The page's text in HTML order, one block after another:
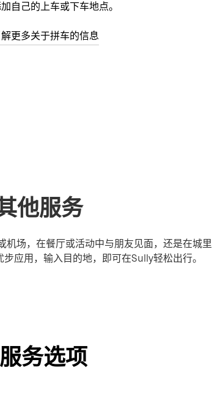
自己的上车或下车地点。
更多关于拼车的信息
他服务
场，在餐厅或活动中与朋友见面，还是在城里
应用，输入目的地，即可在Sully轻松出行。
务选项